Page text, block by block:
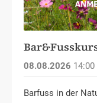
08.08.2026 14:00
Barfuss in der